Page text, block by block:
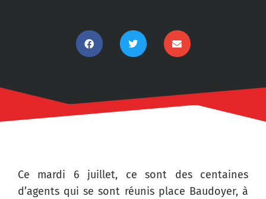
Ce mardi 6 juillet, ce sont des centaines
d’agents qui se sont réunis place Baudoyer, à